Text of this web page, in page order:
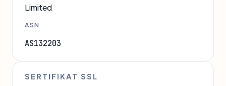
Limited
ASN
AS132203
SERTIFIKAT SSL